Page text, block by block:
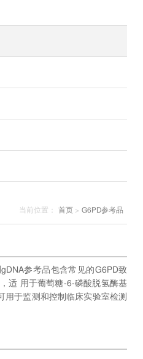
当前位置： 首页 > G6PD参考品
参考品包含常见的G6PD致
适 用于葡萄糖-6-磷酸脱氢酶基
用于监测和控制临床实验室检测